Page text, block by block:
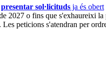
presentar sol·licituds ja és obert
2027 o fins que s'exhaureixi la
Les peticions s'atendran per